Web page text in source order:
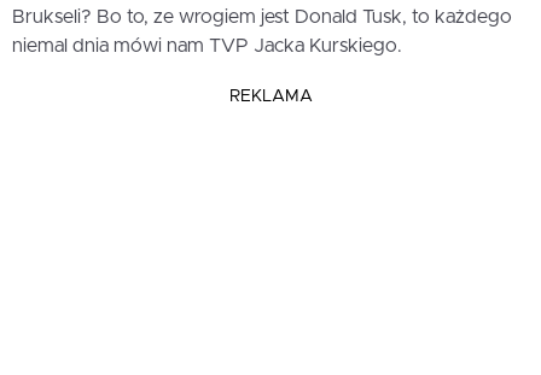
Brukseli? Bo to, ze wrogiem jest Donald Tusk, to każdego
niemal dnia mówi nam TVP Jacka Kurskiego.
REKLAMA